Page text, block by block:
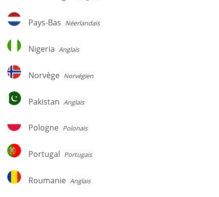
Pays-
Bas
Pays-Bas Néerlandais
Nigeria
Nigeria Anglais
Norvège
Norvège Norvégien
Pakistan
Pakistan Anglais
Pologne
Pologne Polonais
Portugal
Portugal Portugais
Roumanie
Roumanie Anglais